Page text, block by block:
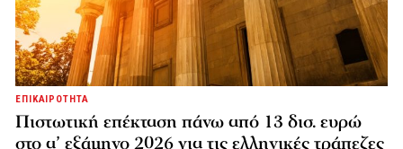
ΕΠΙΚΑΙΡΟΤΗΤΑ
Πιστωτική επέκταση πάνω από 13 δισ. ευρώ
στο α’ εξάμηνο 2026 για τις ελληνικές τράπεζες